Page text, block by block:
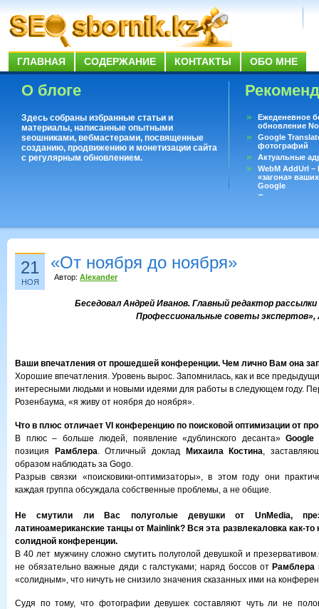
ГЛАВНАЯ СОДЕРЖАНИЕ КОНТАКТЫ ОБО МНЕ
О блоге
Здесь собраны избранные статьи и
материалы, написанные опытными
seoшниками, вебмастерами, посвященные
созданию, продвижению и монетизации сайта
с регулярным обновлением.
Ежеденевное
обновление
Google
фотографий
Актуальные
WebM AddUrl
«загона»
Google
Существует
21
НОЯ
«От ноября до ноября»
Автор: Alexander
Беседовал Андрей Иванов. Главный редактор
Профессиональные советы
Ваши впечатления от прошедшей конференции. Чем лично Вам она
Хорошие впечатления. Уровень вырос. Запомнилась, как и все
интересными людьми и новыми идеями для работы в следующем году.
Розенбаума, «я живу от ноября до ноября».
Что в плюс отличает VI конференцию по поисковой оптимизации от
В плюс – больше людей, появление «дублинского десанта»
позиция
Рамблера. Отличный доклад Михаила Костина,
образом наблюдать за Gogo.
Разрыв связки «поисковики-оптимизаторы», в этом году они
каждая группа обсуждала собственные проблемы, а не общие.
Не смутили ли Вас полуголые девушки от UnMedia,
латиноамериканские танцы от Mainlink? Вся эта развлекаловка как-
солидной конференции.
В 40 лет мужчину сложно смутить полуголой девушкой и
не обязательно важные дяди с галстуками; наряд боссов от Рамблера
«солидным», что ничуть не снизило значения сказанных ими на
Судя по тому, что фотографии девушек составляют чуть ли не